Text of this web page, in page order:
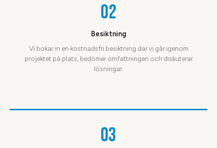
02
Besiktning
Vi bokar in en kostnadsfri besiktning där vi går igenom
projektet på plats, bedömer omfattningen och diskuterar
lösningar.
03